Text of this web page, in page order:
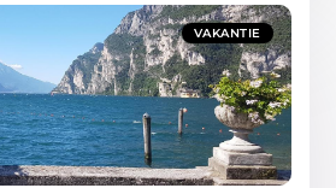
VAKANTIE